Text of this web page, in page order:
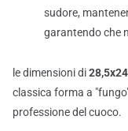
sudore,
garantendo che
le dimensioni di
classica forma a
professione del cuoco.